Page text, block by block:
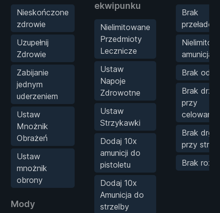
Nieskończone
zdrowie
Uzupełnij
Zdrowie
Zabijanie
jednym
uderzeniem
Ustaw
Mnożnik
Obrażeń
Ustaw
mnożnik
obrony
Mody
ekwipunku
Nielimitowane
Przedmioty
Lecznicze
Ustaw
Napoje
Zdrowotne
Ustaw
Strzykawki
Dodaj 10x
amunicji do
pistoletu
Dodaj 10x
Amunicja do
strzelby
Brak
amunicja
Brak
Brak
przy
celowaniu
Brak
przy
Brak